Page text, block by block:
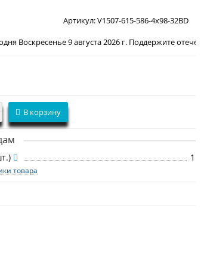
Артикул:V1507-615-586-4x98-32BD
В корзину
1
товара